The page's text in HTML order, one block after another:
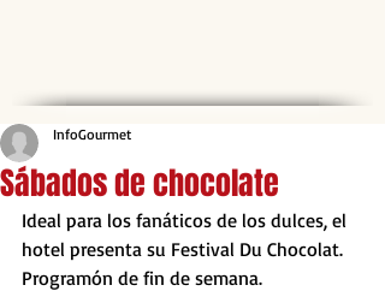
Sábados de chocolate
InfoGourmet
Ideal para los fanáticos de los dulces, el
hotel presenta su Festival Du Chocolat.
Programón de fin de semana.